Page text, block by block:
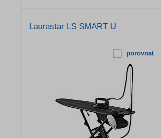
Laurastar LS SMART U
porovnat